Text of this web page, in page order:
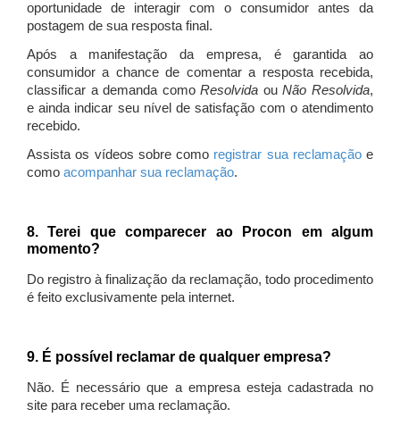
oportunidade de interagir com o consumidor antes da
postagem de sua resposta final.
Após a manifestação da empresa, é garantida ao
consumidor a chance de comentar a resposta recebida,
classificar a demanda comoResolvida ouNão Resolvida,
e ainda indicar seu nível de satisfação com o atendimento
recebido.
Assista os vídeos sobre como registrar sua reclamaçãoe
como acompanhar sua reclamação.
8. Terei que comparecer ao Procon em algum
momento?
Do registro à finalização da reclamação, todo procedimento
é feito exclusivamente pela internet.
9. É possível reclamar de qualquer empresa?
Não. É necessário que a empresa esteja cadastrada no
site para receber uma reclamação.